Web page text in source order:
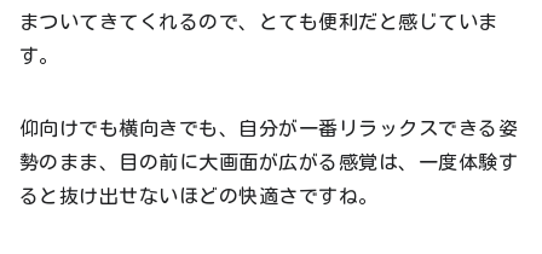
まついてきてくれるので、とても便利だと感じていま
す。
仰向けでも横向きでも、自分が一番リラックスできる姿
勢のまま、目の前に大画面が広がる感覚は、一度体験す
ると抜け出せないほどの快適さですね。